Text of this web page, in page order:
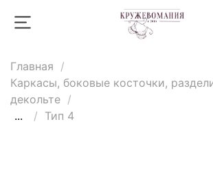
Главная
Каркасы, боковые косточки,
декольте
...
Тип 4